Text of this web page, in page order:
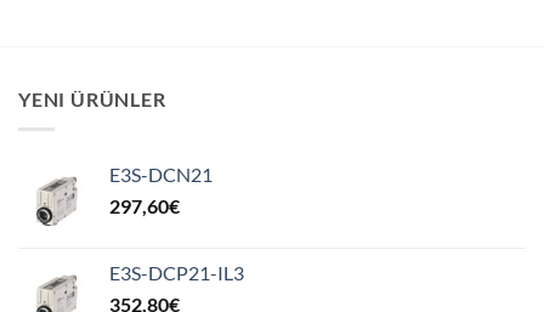
YENI ÜRÜNLER
E3S-DCN21
297,60€
E3S-DCP21-IL3
352,80€